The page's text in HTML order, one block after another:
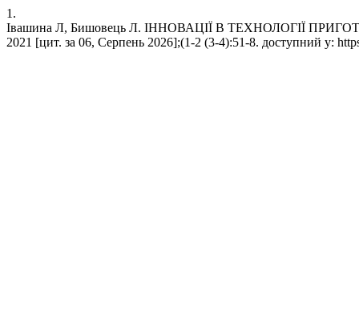
1.
Івашина Л, Бишовець Л. ІННОВАЦІЇ В ТЕХНОЛОГІЇ
2021 [цит. за 06, Серпень 2026];(1-2 (3-4):51-8. доступний у: